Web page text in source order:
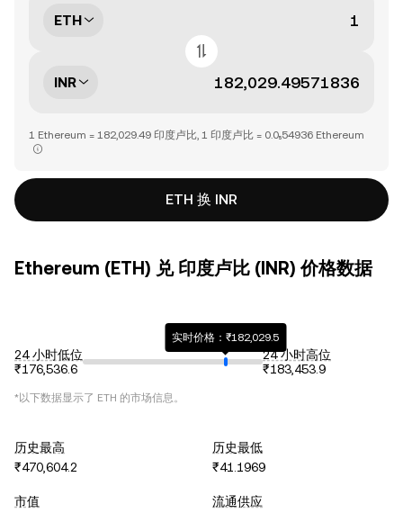
ETH
INR
1 Ethereum = 182,029.49 印度卢比, 1 印度卢比 = 0.0₅54936 Ethereum
ETH 换 INR
Ethereum (ETH) 兑 印度卢比 (INR) 价格数据
24 小时低位
₹176,536.6
实时价格：₹182,029.5
24 小时高位
₹183,453.9
*以下数据显示了 ETH 的市场信息。
历史最高
₹470,604.2
历史最低
₹41.1969
市值
流通供应